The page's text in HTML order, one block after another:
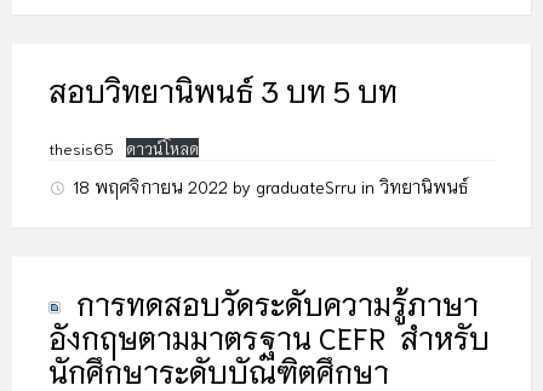
สอบวิทยานิพนธ์ 3 บท 5 บท
thesis65 ดาวน์โหลด
18 พฤศจิกายน 2022 by graduateSrru in วิทยานิพนธ์
การทดสอบวัดระดับความรู้ภาษา
อังกฤษตามมาตรฐาน CEFR สำหรับ
นักศึกษาระดับบัณฑิตศึกษา